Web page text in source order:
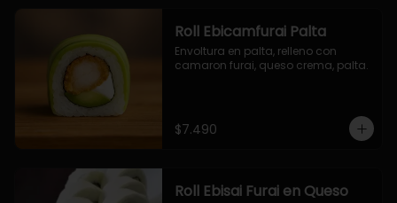
Roll Ebicamfurai Palta
Envoltura en palta, relleno con
camaron furai, queso crema, palta.
$7.490
Roll Ebisai Furai en Queso